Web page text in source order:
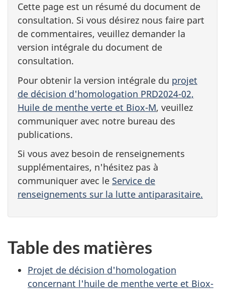
Cette page est un résumé du document de
consultation. Si vous désirez nous faire part
de commentaires, veuillez demander la
version intégrale du document de
consultation.
Pour obtenir la version intégrale du projet
de décision d'homologation PRD2024-02,
Huile de menthe verte et Biox-M, veuillez
communiquer avec notre bureau des
publications.
Si vous avez besoin de renseignements
supplémentaires, n'hésitez pas à
communiquer avec le Service de
renseignements sur la lutte antiparasitaire.
Table des matières
Projet de décision d'homologation
concernant l'huile de menthe verte et Biox-